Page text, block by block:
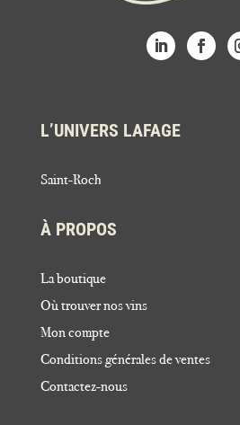
L’UNIVERS LAFAGE
Saint-Roch
À PROPOS
La boutique
Où trouver nos vins
Mon compte
Conditions générales de ventes
Contactez-nous